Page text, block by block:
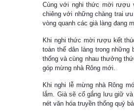
Cùng với nghi thức mời rượu
chiêng với những chàng trai
vòng quanh các già làng đang
Khi nghi thức mời rượu kết
toàn thể dân làng trong những
thống và cùng nhau thưởng
góp mừng nhà Rông mới.
Khi nghi lễ mừng nhà Rông
lắm. Già sẽ cố gắng lưu giữ
nét văn hóa truyền thống quý